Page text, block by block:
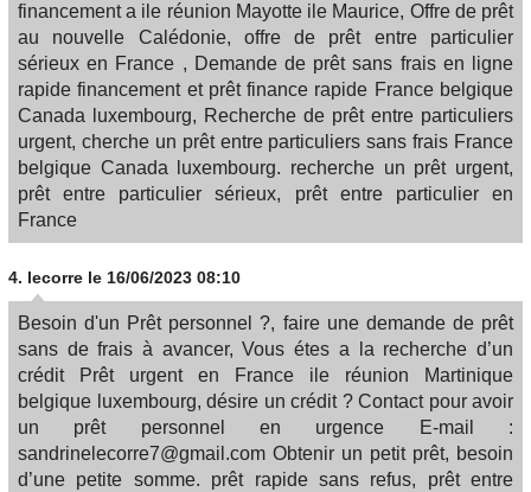
financement a ile réunion Mayotte ile Maurice, Offre de prêt
au nouvelle Calédonie, offre de prêt entre particulier
sérieux en France , Demande de prêt sans frais en ligne
rapide financement et prêt finance rapide France belgique
Canada luxembourg, Recherche de prêt entre particuliers
urgent, cherche un prêt entre particuliers sans frais France
belgique Canada luxembourg. recherche un prêt urgent,
prêt entre particulier sérieux, prêt entre particulier en
France
4. lecorre le 16/06/2023 08:10
Besoin d'un Prêt personnel ?, faire une demande de prêt
sans de frais à avancer, Vous étes a la recherche d’un
crédit Prêt urgent en France ile réunion Martinique
belgique luxembourg, désire un crédit ? Contact pour avoir
un prêt personnel en urgence E-mail :
sandrinelecorre7@gmail.com Obtenir un petit prêt, besoin
d’une petite somme. prêt rapide sans refus, prêt entre